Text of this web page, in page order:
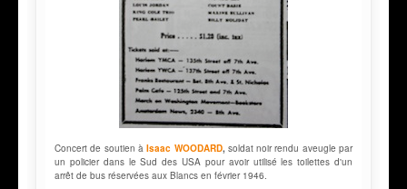
Concert de soutien àIsaac WOODARD, soldat noir rendu aveugle par
un policier dans le Sud des USA pour avoir utilisé les toilettes d'un
arrêt de bus réservées aux Blancs en février 1946.